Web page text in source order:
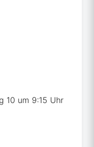
10 um 9:15 Uhr